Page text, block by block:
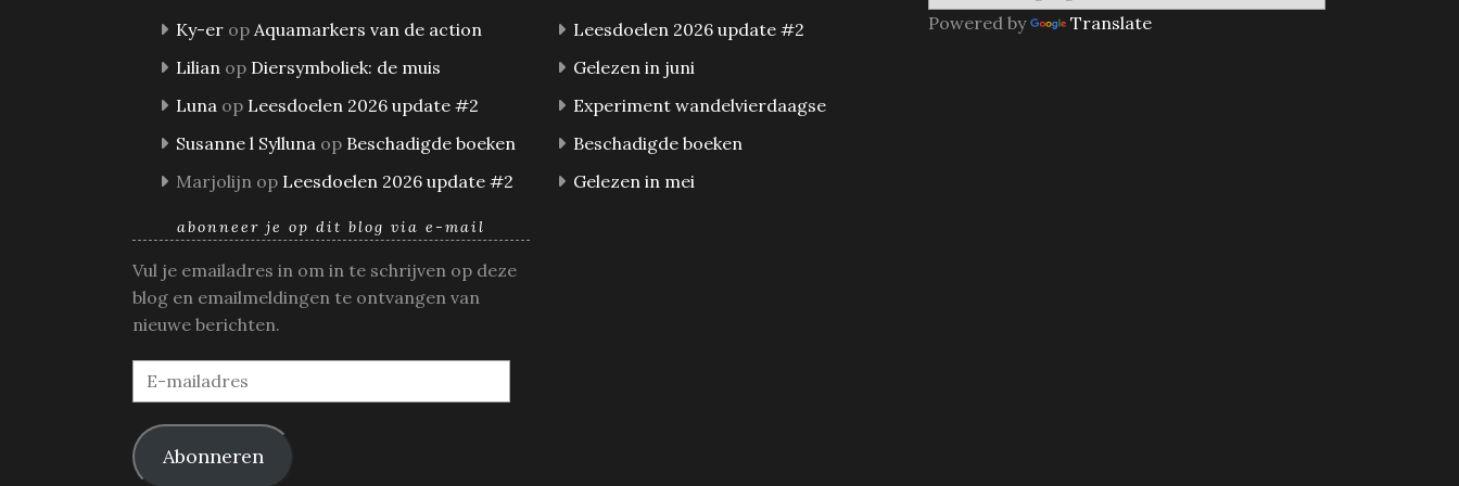
Ky-er op Aquamarkers van de action
Lilian op Diersymboliek: de muis
Luna op Leesdoelen 2026 update #2
Susanne l Sylluna op Beschadigde boeken
Marjolijn op Leesdoelen 2026 update #2
Leesdoelen 2026 update #2
Gelezen in juni
Experiment wandelvierdaagse
Beschadigde boeken
Gelezen in mei
Powered by Translate
abonneer je op dit blog via e-mail
Vul je emailadres in om in te schrijven op deze
blog en emailmeldingen te ontvangen van
nieuwe berichten.
E-
mailadres
Abonneren